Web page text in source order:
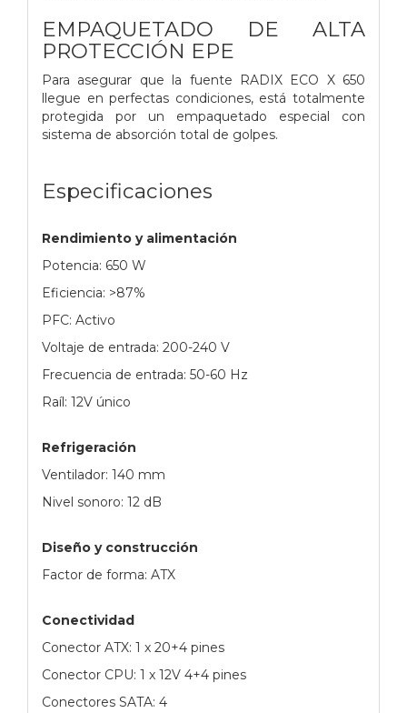
EMPAQUETADO DE ALTA
PROTECCIÓN EPE
Para asegurar que la fuente RADIX ECO X 650
llegue en perfectas condiciones, está totalmente
protegida por un empaquetado especial con
sistema de absorción total de golpes.
Especificaciones
Rendimiento y alimentación
Potencia: 650 W
Eficiencia: >87%
PFC: Activo
Voltaje de entrada: 200-240 V
Frecuencia de entrada: 50-60 Hz
Raíl: 12V único
Refrigeración
Ventilador: 140 mm
Nivel sonoro: 12 dB
Diseño y construcción
Factor de forma: ATX
Conectividad
Conector ATX: 1 x 20+4 pines
Conector CPU: 1 x 12V 4+4 pines
Conectores SATA: 4